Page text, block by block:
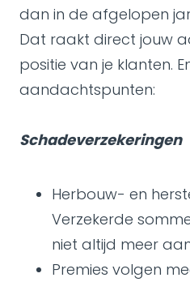
dan in de afgelopen
Dat raakt direct jouw
positie van je klanten.
aandachtspunten:
Schadeverzekeringen
Herbouw- en
Verzekerde
niet altijd meer
Premies volgen